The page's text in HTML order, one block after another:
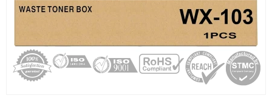
Recibe nuestras promociones y ofertas suscribiéndote a nuestro
Ventajas para miembros
Accede a descuentos exclusivos y ofertas en toda la gama de